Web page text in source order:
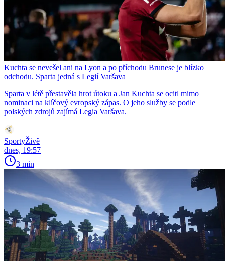
Kuchta se nevešel ani na Lyon a po příchodu Brunese je blízko
odchodu. Sparta jedná s Legií Varšava
Sparta v létě přestavěla hrot útoku a Jan Kuchta se ocitl mimo
nominaci na klíčový evropský zápas. O jeho služby se podle
polských zdrojů zajímá Legia Varšava.
SportyŽivě
dnes, 19:57
3 min